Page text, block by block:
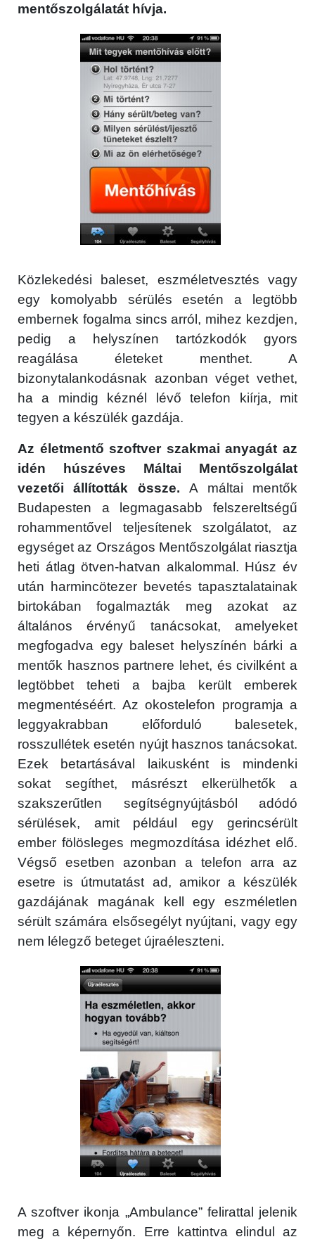
mentőszolgálatát hívja.
Közlekedési baleset, eszméletvesztés vagy
egy komolyabb sérülés esetén a legtöbb
embernek fogalma sincs arról, mihez kezdjen,
pedig a helyszínen tartózkodók gyors
reagálása életeket menthet. A
bizonytalankodásnak azonban véget vethet,
ha a mindig kéznél lévő telefon kiírja, mit
tegyen a készülék gazdája.
Az életmentő szoftver szakmai anyagát az
idén húszéves Máltai Mentőszolgálat
vezetői állították össze.A máltai mentők
Budapesten a legmagasabb felszereltségű
rohammentővel teljesítenek szolgálatot, az
egységet az Országos Mentőszolgálat riasztja
heti átlag ötven-hatvan alkalommal. Húsz év
után harmincötezer bevetés tapasztalatainak
birtokában fogalmazták meg azokat az
általános érvényű tanácsokat, amelyeket
megfogadva egy baleset helyszínén bárki a
mentők hasznos partnere lehet, és civilként a
legtöbbet teheti a bajba került emberek
megmentéséért. Az okostelefon programja a
leggyakrabban előforduló balesetek,
rosszullétek esetén nyújt hasznos tanácsokat.
Ezek betartásával laikusként is mindenki
sokat segíthet, másrészt elkerülhetők a
szakszerűtlen segítségnyújtásból adódó
sérülések, amit például egy gerincsérült
ember fölösleges megmozdítása idézhet elő.
Végső esetben azonban a telefon arra az
esetre is útmutatást ad, amikor a készülék
gazdájának magának kell egy eszméletlen
sérült számára elsősegélyt nyújtani, vagy egy
nem lélegző beteget újraéleszteni.
A szoftver ikonja „Ambulance” felirattal jelenik
meg a képernyőn. Erre kattintva elindul az